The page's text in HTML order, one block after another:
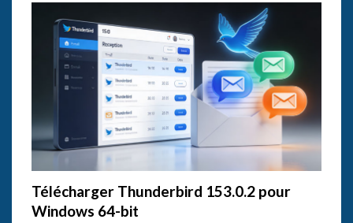
Télécharger Thunderbird 153.0.2 pour
Windows 64-bit